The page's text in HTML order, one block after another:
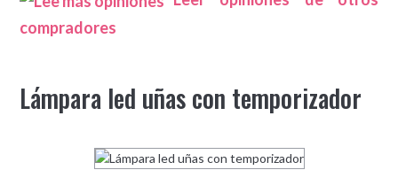
compradores
Lámpara led uñas con temporizador